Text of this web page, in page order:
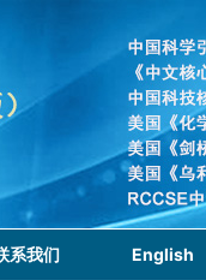
系我们 English